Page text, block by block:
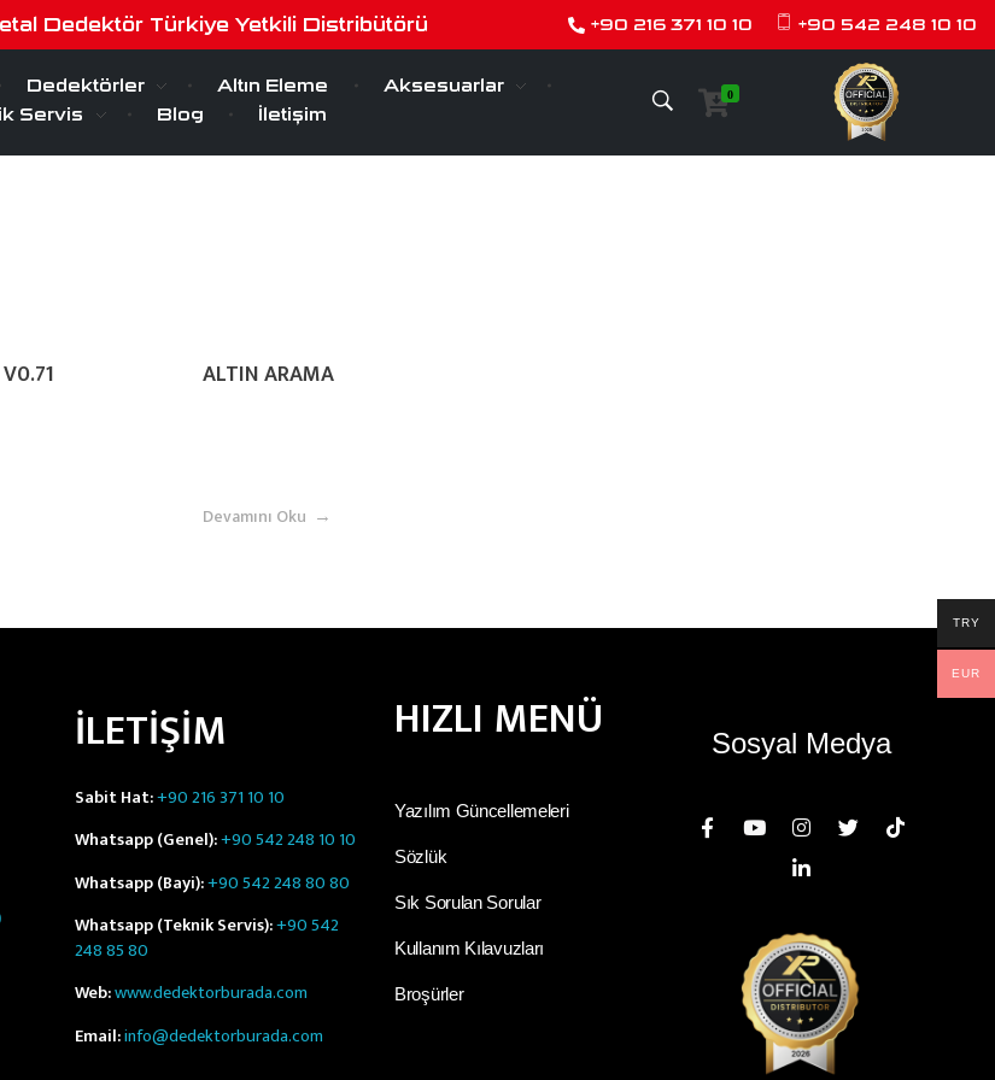
Dedektör Türkiye Yetkili Distribütörü +90 216 371 10 10 +90 542 248 10 10
Dedektörler Altın Eleme
Aksesuarlar
Servis
Blog İletişim
0
ALTIN ​​ARAMA
Devamını Oku
İLETİŞİM
Sabit Hat:+90 216 371 10 10
Whatsapp (Genel):+90 542 248 10 10
Whatsapp (Bayi):+90 542 248 80 80
Whatsapp (Teknik Servis):+90 542
248 85 80
Web:www.dedektorburada.com
Email:info@dedektorburada.com
HIZLI MENÜ
Yazılım Güncellemeleri
Sözlük
Sık Sorulan Sorular
Kullanım Kılavuzları
Broşürler
Sosyal Medya
TRY
EUR